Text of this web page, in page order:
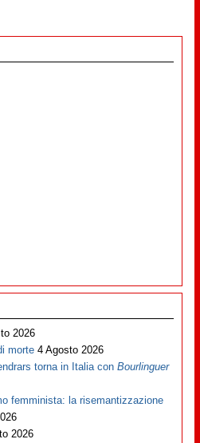
2026
morte 4 Agosto 2026
torna in Italia conBourlinguer
femminista: la risemantizzazione
2026